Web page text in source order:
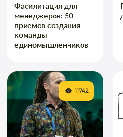
Фасилитация для
менеджеров: 50
приемов создания
команды
единомышленников
11742